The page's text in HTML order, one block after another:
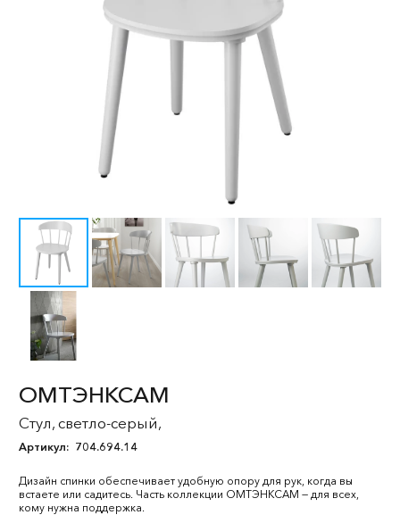
ОМТЭНКСАМ
Стул, светло-серый,
Артикул: 704.694.14
Дизайн спинки обеспечивает удобную опору для рук, когда вы
встаете или садитесь. Часть коллекции ОМТЭНКСАМ — для всех,
кому нужна поддержка.